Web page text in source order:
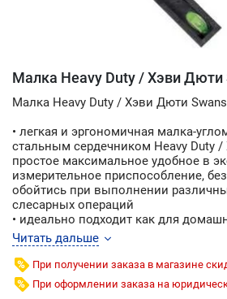
Малка Heavy Duty / Хэви Дюти
Малка Heavy Duty / Хэви Дюти
• легкая и эргономичная малка-
стальным сердечником Heavy Duty
простое максимальное удобное в
измерительное приспособление,
обойтись при выполнении
слесарных операций
• идеально подходит как для
профессионального использования
• малка Swanson TF050
измерения и переноса углов
• инструмент также может
глубиномер для многих
Читать дальше
При получении заказа в магазине
При оформлении заказа на